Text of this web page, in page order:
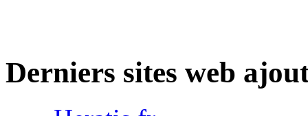
Derniers sites web